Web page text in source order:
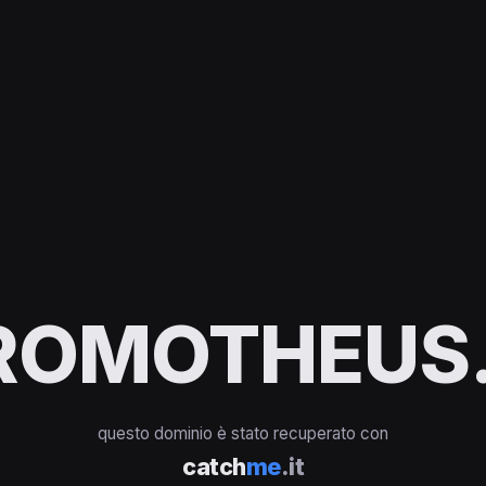
questo dominio è stato recuperato con
catchme.it